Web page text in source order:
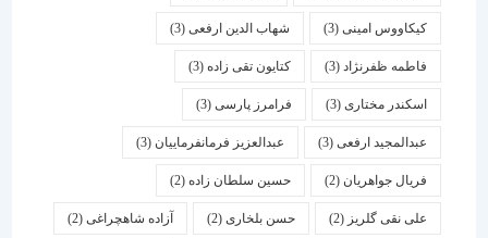
کیکاووس امینی(3) شهاب الدین ارفعی(3)
فاطمه ظفرنژاد(3) کتایون تقی زاده(3)
اسكندر مختاری (3) فرامرز پارسی(3)
عبدالمجید ارفعی(3) عبدالعزیز فرمانفرماییان(3)
فریال جواهریان(2) حسین سلطان زاده(2)
علی نقی گلریز(2) حسن بلخاری(2) آزاده شاهچراغی(2)